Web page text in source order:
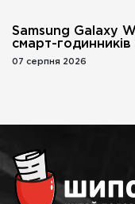
Samsung Galaxy
смарт-годинників
07 серпня 2026